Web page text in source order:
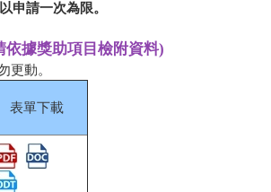
申請一次為限。
依據獎助項目檢附資料)
更動。
表單下載